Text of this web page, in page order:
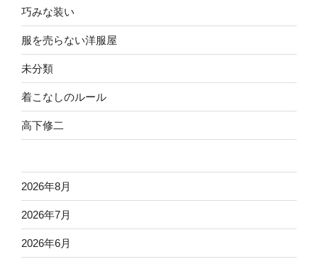
巧みな装い
服を売らない洋服屋
未分類
着こなしのルール
高下修二
2026年8月
2026年7月
2026年6月